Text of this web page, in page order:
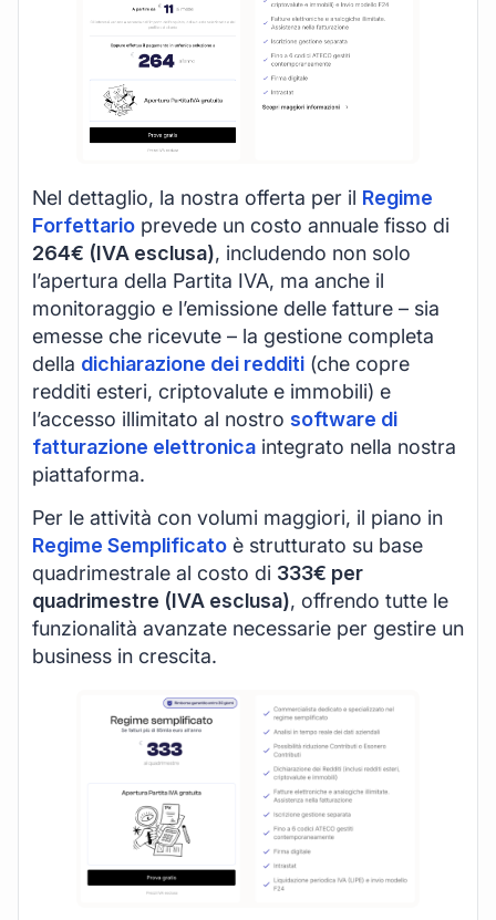
Nel dettaglio, la nostra offerta per il Regime
Forfettario prevede un costo annuale fisso di
264€ (IVA esclusa), includendo non solo
l’apertura della Partita IVA, ma anche il
monitoraggio e l’emissione delle fatture – sia
emesse che ricevute – la gestione completa
della dichiarazione dei redditi (che copre
redditi esteri, criptovalute e immobili) e
l’accesso illimitato al nostro software di
fatturazione elettronica integrato nella nostra
piattaforma.
Per le attività con volumi maggiori, il piano in
Regime Semplificato è strutturato su base
quadrimestrale al costo di 333€ per
quadrimestre (IVA esclusa), offrendo tutte le
funzionalità avanzate necessarie per gestire un
business in crescita.